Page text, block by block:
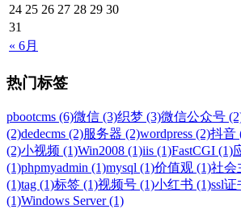
« 6月
24 25 26 27 28 29 30
31
热门标签
pbootcms (6)微信 (3)织梦 (3)微信公众号
(2)dedecms (2)服务器 (2)wordpress (2)抖音
(2)小视频 (1)Win2008 (1)iis (1)FastCGI (1)
(1)phpmyadmin (1)mysql (1)价值观 (1)社会
(1)tag (1)标签 (1)视频号 (1)小红书 (1)ssl证
(1)Windows Server (1)